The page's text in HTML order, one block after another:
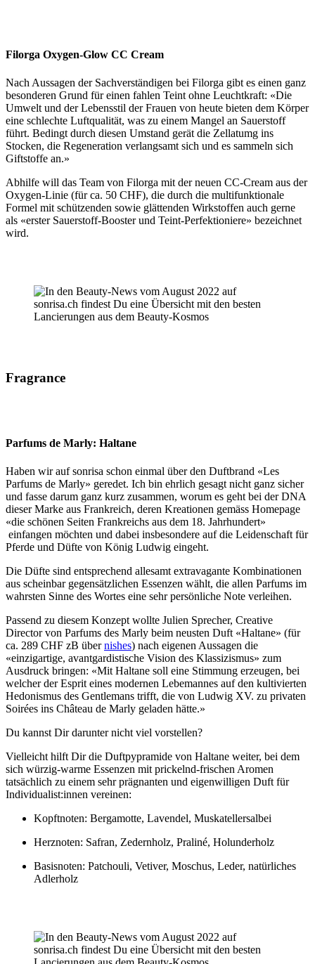
Filorga Oxygen-Glow CC Cream
Nach Aussagen der Sachverständigen bei Filorga gibt es einen ganz
besonderen Grund für einen fahlen Teint ohne Leuchtkraft: «Die
Umwelt und der Lebensstil der Frauen von heute bieten dem Körper
eine schlechte Luftqualität, was zu einem Mangel an Sauerstoff
führt. Bedingt durch diesen Umstand gerät die Zellatumg ins
Stocken, die Regeneration verlangsamt sich und es sammeln sich
Giftstoffe an.»
Abhilfe will das Team von Filorga mit der neuen CC-Cream aus der
Oxygen-Linie (für ca. 50 CHF), die durch die multifunktionale
Formel mit schützenden sowie glättenden Wirkstoffen auch gerne
als «erster Sauerstoff-Booster und Teint-Perfektioniere» bezeichnet
wird.
Fragrance
Parfums de Marly: Haltane
Haben wir auf sonrisa schon einmal über den Duftbrand «Les
Parfums de Marly» geredet. Ich bin ehrlich gesagt nicht ganz sicher
und fasse darum ganz kurz zusammen, worum es geht bei der DNA
dieser Marke aus Frankreich, deren Kreationen gemäss Homepage
«die schönen Seiten Frankreichs aus dem 18. Jahrhundert»
einfangen möchten und dabei insbesondere auf die Leidenschaft für
Pferde und Düfte von König Ludwig eingeht.
Die Düfte sind entsprechend allesamt extravagante Kombinationen
aus scheinbar gegensätzlichen Essenzen wählt, die allen Parfums im
wahrsten Sinne des Wortes eine sehr persönliche Note verleihen.
Passend zu diesem Konzept wollte Julien Sprecher, Creative
Director von Parfums des Marly beim neusten Duft «Haltane» (für
ca. 289 CHF zB übernishes) nach eigenen Aussagen die
«einzigartige, avantgardistische Vision des Klassizismus» zum
Ausdruck bringen: «Mit Haltane soll eine Stimmung erzeugen, bei
welcher der Esprit eines modernen Lebemannes auf den kultivierten
Hedonismus des Gentlemans trifft, die von Ludwig XV. zu privaten
Soirées ins Château de Marly geladen hätte.»
Du kannst Dir darunter nicht viel vorstellen?
Vielleicht hilft Dir die Duftpypramide von Haltane weiter, bei dem
sich würzig-warme Essenzen mit prickelnd-frischen Aromen
tatsächlich zu einem sehr prägnanten und eigenwilligen Duft für
Individualist:innen vereinen:
Kopftnoten: Bergamotte, Lavendel, Muskatellersalbei
Herznoten: Safran, Zedernholz, Praliné, Holunderholz
Basisnoten: Patchouli, Vetiver, Moschus, Leder, natürliches
Adlerholz